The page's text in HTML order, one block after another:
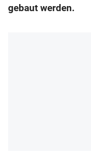
gebaut werden.